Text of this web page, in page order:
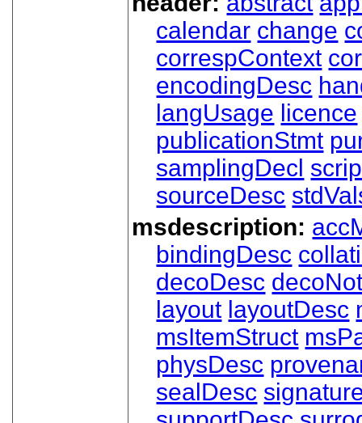
calendar change
correspContext
encodingDesc
langUsage licence
publicationStmt
samplingDecl
sourceDesc
msdescription:
bindingDesc
decoDesc
layout layoutDesc
msItemStruct
physDesc
sealDesc